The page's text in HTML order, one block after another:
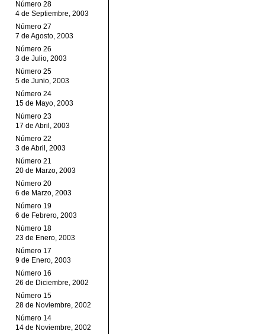
Número 28
4 de Septiembre, 2003
Número 27
7 de Agosto, 2003
Número 26
3 de Julio, 2003
Número 25
5 de Junio, 2003
Número 24
15 de Mayo, 2003
Número 23
17 de Abril, 2003
Número 22
3 de Abril, 2003
Número 21
20 de Marzo, 2003
Número 20
6 de Marzo, 2003
Número 19
6 de Febrero, 2003
Número 18
23 de Enero, 2003
Número 17
9 de Enero, 2003
Número 16
26 de Diciembre, 2002
Número 15
28 de Noviembre, 2002
Número 14
14 de Noviembre, 2002